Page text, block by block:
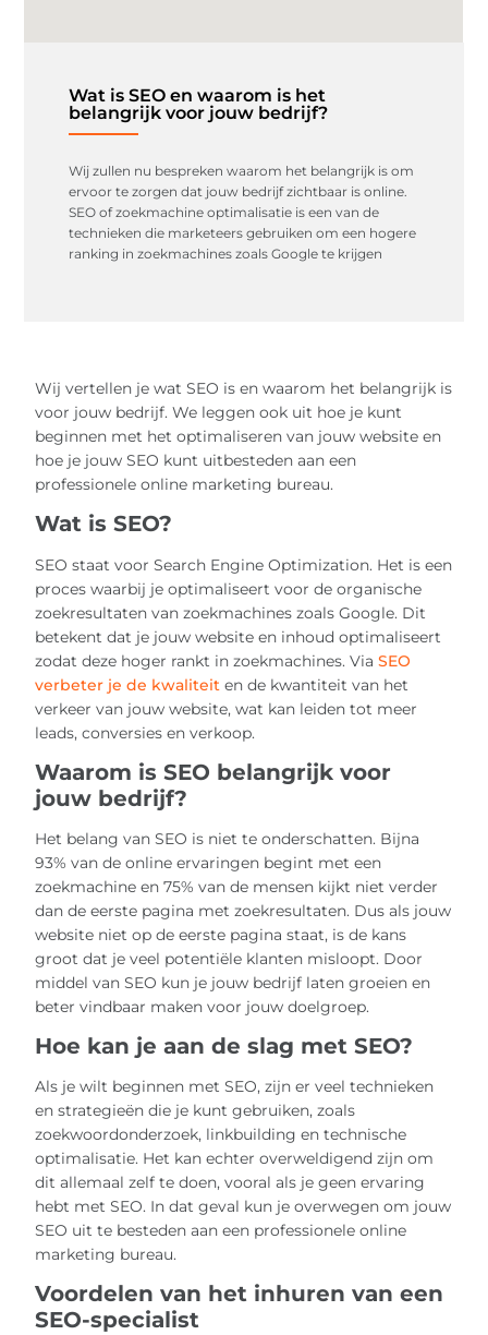
Wat is SEO en waarom is het
belangrijk voor jouw bedrijf?
Wij zullen nu bespreken waarom het belangrijk is om
ervoor te zorgen dat jouw bedrijf zichtbaar is online.
SEO of zoekmachine optimalisatie is een van de
technieken die marketeers gebruiken om een hogere
ranking in zoekmachines zoals Google te krijgen
Wij vertellen je wat SEO is en waarom het belangrijk is
voor jouw bedrijf. We leggen ook uit hoe je kunt
beginnen met het optimaliseren van jouw website en
hoe je jouw SEO kunt uitbesteden aan een
professionele online marketing bureau.
Wat is SEO?
SEO staat voor Search Engine Optimization. Het is een
proces waarbij je optimaliseert voor de organische
zoekresultaten van zoekmachines zoals Google. Dit
betekent dat je jouw website en inhoud optimaliseert
zodat deze hoger rankt in zoekmachines. ViaSEO
verbeter je de kwaliteit en de kwantiteit van het
verkeer van jouw website, wat kan leiden tot meer
leads, conversies en verkoop.
Waarom is SEO belangrijk voor
jouw bedrijf?
Het belang van SEO is niet te onderschatten. Bijna
93% van de online ervaringen begint met een
zoekmachine en 75% van de mensen kijkt niet verder
dan de eerste pagina met zoekresultaten. Dus als jouw
website niet op de eerste pagina staat, is de kans
groot dat je veel potentiële klanten misloopt. Door
middel van SEO kun je jouw bedrijf laten groeien en
beter vindbaar maken voor jouw doelgroep.
Hoe kan je aan de slag met SEO?
Als je wilt beginnen met SEO, zijn er veel technieken
en strategieën die je kunt gebruiken, zoals
zoekwoordonderzoek, linkbuilding en technische
optimalisatie. Het kan echter overweldigend zijn om
dit allemaal zelf te doen, vooral als je geen ervaring
hebt met SEO. In dat geval kun je overwegen om jouw
SEO uit te besteden aan een professionele online
marketing bureau.
Voordelen van het inhuren van een
SEO-specialist